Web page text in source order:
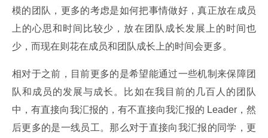
模的团队，更多的考虑是如何把事情做好，真正放在成员
上的心思和时间比较少，放在团队成长发展上的时间也
少，而现在则花在成员和团队成长上的时间会更多。
相对于之前，目前更多的是希望能通过一些机制来保障团
队和成员的发展与成长。比如在我目前的几百人的团队
中，有直接向我汇报的，有不直接向我汇报的 Leader，然
后更多的是一线员工。那么对于直接向我汇报的同学，更